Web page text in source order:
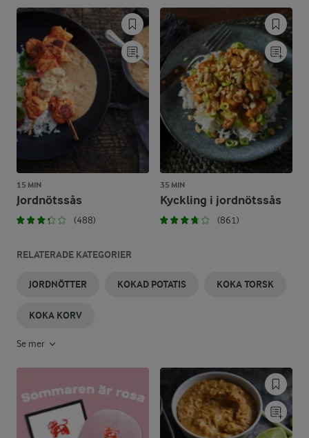
15 MIN
Jordnötssås
(488)
35 MIN
Kyckling i jordnötssås
(861)
RELATERADE KATEGORIER
JORDNÖTTER KOKAD POTATIS KOKA TORSK
KOKA KORV
Se mer